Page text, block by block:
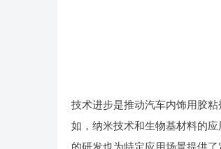
技术进步是推动汽车内饰用胶
如，纳米技术和生物基材料的
的研发也为特定应用场景提供